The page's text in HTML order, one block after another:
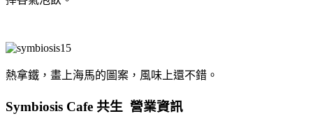
熱拿鐵，畫上海馬的圖案，風味上還不錯。
Symbiosis Cafe 共生 營業資訊